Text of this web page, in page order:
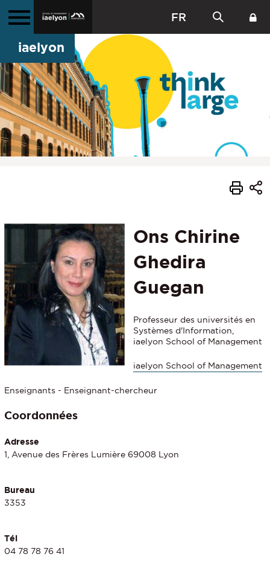
FR
iaelyon
Ons Chirine
Ghedira
Guegan
Professeur des universités en
Systèmes d'Information,
iaelyon School of Management
iaelyon School of Management
Enseignants - Enseignant-chercheur
Coordonnées
Adresse
1, Avenue des Frères Lumière 69008 Lyon
Bureau
3353
Tél
04 78 78 76 41